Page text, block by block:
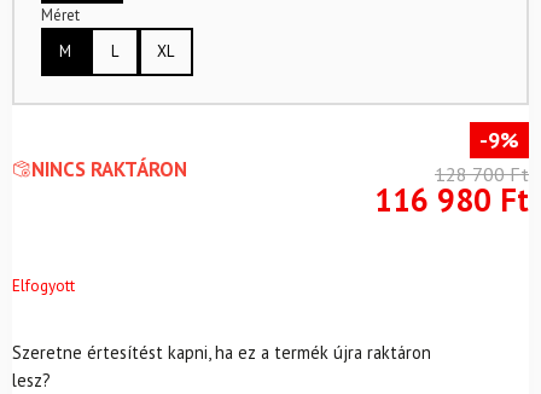
Méret
M
L XL
NINCS RAKTÁRON
-9%
128 700Ft
116 980 Ft
Elfogyott
Szeretne értesítést kapni, ha ez a termék újra raktáron
lesz?